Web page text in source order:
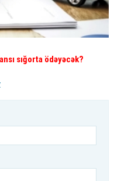
sığorta ödəyəcək?